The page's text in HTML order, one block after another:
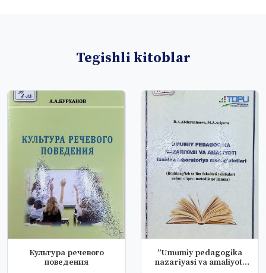
Tegishli kitoblar
Культура речевого
поведения
”Umumiy pedagogika
nazariyasi va amaliyoti